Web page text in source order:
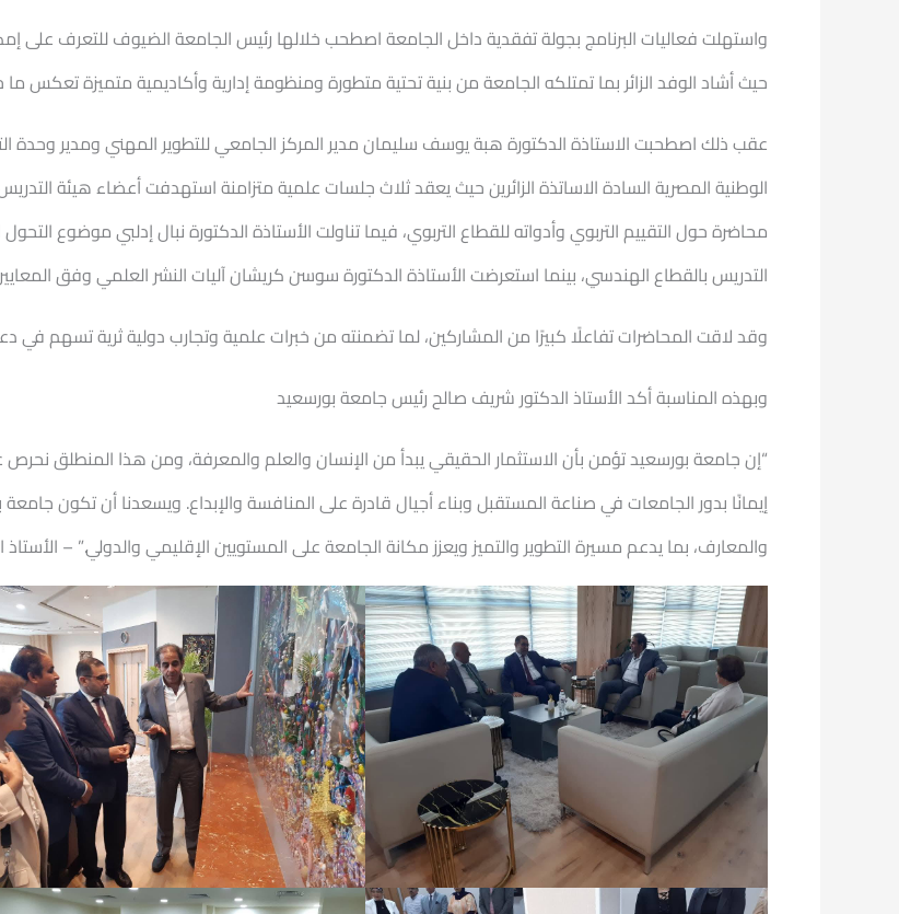
واستهلت فعاليات البرنامج بجولة تفقدية داخل الجامعة اصطحب خلالها رئيس الجامعة الضيوف للتعرف على
حيث أشاد الوفد الزائر بما تمتلكه الجامعة من بنية تحتية متطورة ومنظومة إدارية وأكاديمية متميزة تعكس
عقب ذلك اصطحبت الاستاذة الدكتورة هبة يوسف سليمان مدير المركز الجامعي للتطوير المهني ومدير وحدة
الوطنية المصرية السادة الاساتذة الزائرين حيث يعقد ثلاث جلسات علمية متزامنة استهدفت أعضاء هيئة
محاضرة حول التقييم التربوي وأدواته للقطاع التربوي، فيما تناولت الأستاذة الدكتورة نبال إدلبي موضوع
التدريس بالقطاع الهندسي، بينما استعرضت الأستاذة الدكتورة سوسن كريشان آليات النشر العلمي وفق
وقد لاقت المحاضرات تفاعلًا كبيرًا من المشاركين، لما تضمنته من خبرات علمية وتجارب دولية ثرية تسهم في
وبهذه المناسبة أكد الأستاذ الدكتور شريف صالح رئيس جامعة بورسعيد
“إن جامعة بورسعيد تؤمن بأن الاستثمار الحقيقي يبدأ من الإنسان والعلم والمعرفة، ومن هذا المنطلق نحرص
إيمانًا بدور الجامعات في صناعة المستقبل وبناء أجيال قادرة على المنافسة والإبداع. ويسعدنا أن تكون
والمعارف، بما يدعم مسيرة التطوير والتميز ويعزز مكانة الجامعة على المستويين الإقليمي والدولي.” –